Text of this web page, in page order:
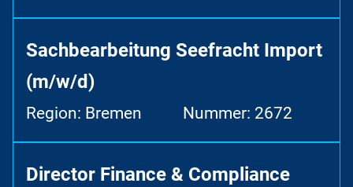
Sachbearbeitung Seefracht Import
(m/w/d)
Region: Bremen Nummer: 2672
Director Finance & Compliance